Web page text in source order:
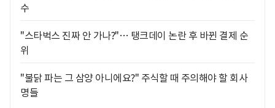
수
"스타벅스 진짜 안 가나?"… 탱크데이 논란 후 바뀐 결제 순
위
"불닭 파는 그 삼양 아니에요?" 주식할 때 주의해야 할 회사
명들